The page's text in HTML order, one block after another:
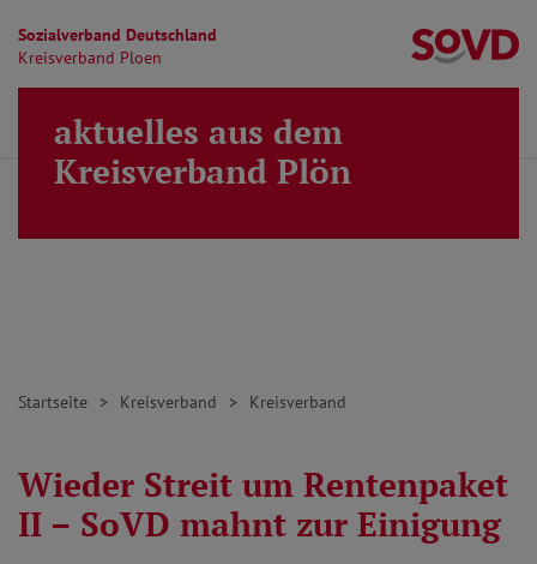
Sozialverband Deutschland
Kreisverband Ploen
Direkt zu den Inhalten springen
MENÜ
aktuelles aus dem
Kreisverband Plön
Startseite Kreisverband Kreisverband
Wieder Streit um Rentenpaket
II – SoVD mahnt zur Einigung